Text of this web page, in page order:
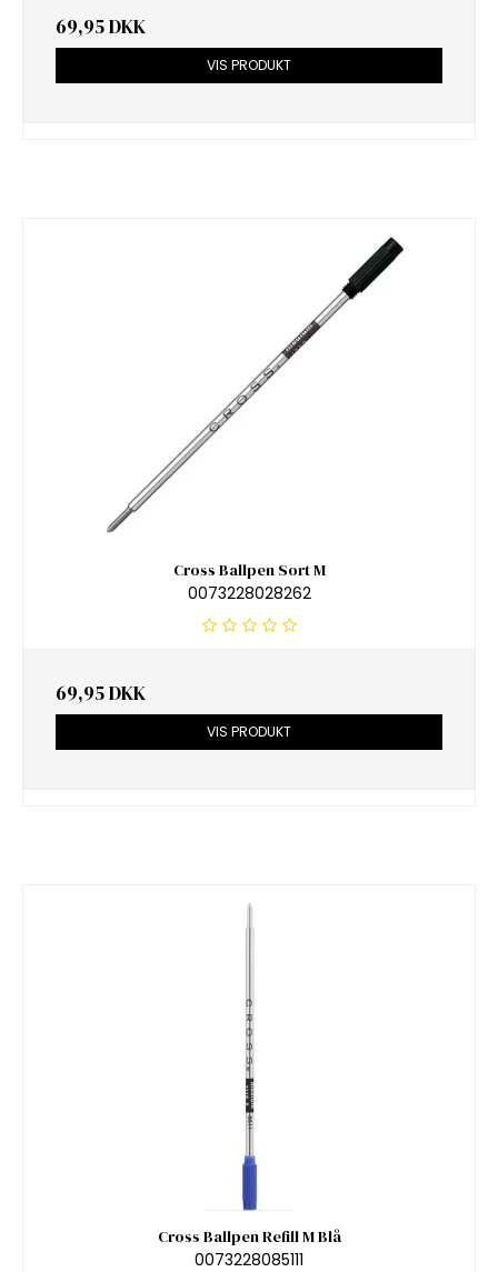
69,95 DKK
VIS PRODUKT
Cross Ballpen Sort M
0073228028262
69,95 DKK
VIS PRODUKT
Cross Ballpen Refill M Blå
0073228085111